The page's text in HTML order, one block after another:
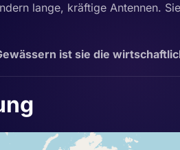
lange, kräftige Antennen.
ist sie die